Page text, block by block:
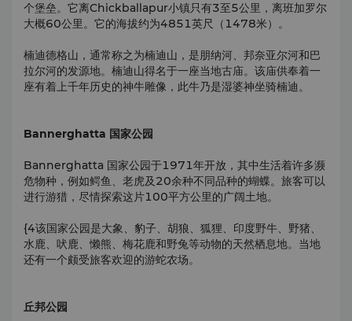
个堡垒。它离Chickballapur小镇只有3至5公里，离班加罗尔
大概60公里。它的海拔约为4851英尺（1478米）。
楠迪德格山，通常称之为楠迪山，是朋纳河、邦奈亚尔河和巴
拉尔河的发源地。楠迪山得名于一座当地古庙。该庙供奉着一
座有着上千年历史的神牛雕像，此牛乃是湿婆神坐骑楠迪。
Bannerghatta 国家公园
Bannerghatta 国家公园于1971年开放，其中生活着许多濒
危物种，例如鳄鱼、老虎及20余种不同品种的蝴蝶。旅客可以
进行游猎，尽情探索这片100平方公里的广阔土地。
{4该国家公园是大象、豹子、胡狼、狐狸、印度野牛、野猪、
水鹿、吠鹿、懒熊、梅花鹿和野兔等动物的天然栖息地。当地
还有一个颇受旅客欢迎的游蛇农场。
丘邦公园